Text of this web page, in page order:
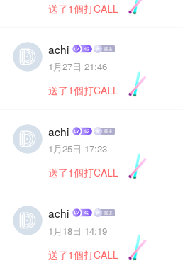
送了1個打CALL
achi
1月27日 21:46
送了1個打CALL
achi
1月25日 17:23
送了1個打CALL
achi
1月18日 14:19
送了1個打CALL